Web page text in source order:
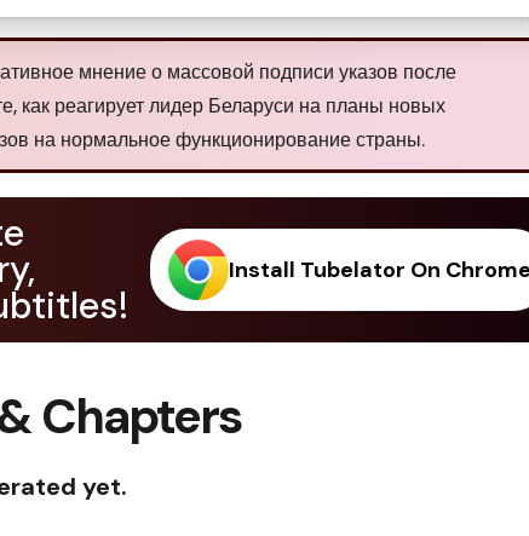
мнение о массовой подписи указов после
как реагирует лидер Беларуси на планы новых
на нормальное функционирование страны.
Install Tubelator On Chrome
Chapters
yet.